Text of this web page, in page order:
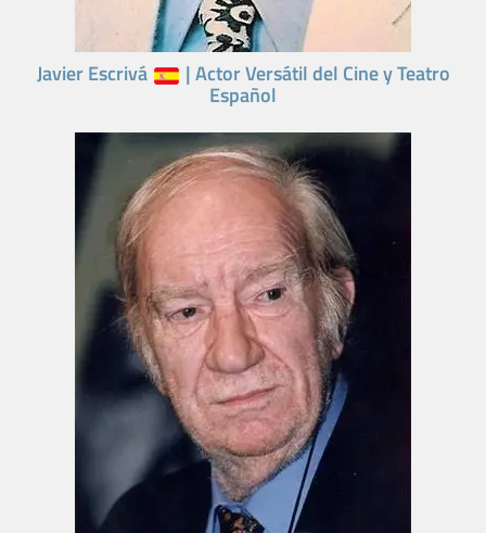
Javier Escrivá | Actor Versátil del Cine y Teatro
Español